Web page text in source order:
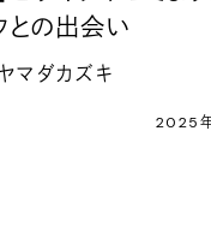
との出会い
マダカズキ
2025